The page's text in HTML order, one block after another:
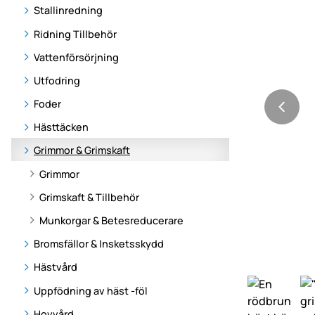
Stallinredning
Ridning Tillbehör
Vattenförsörjning
Utfodring
Foder
Hästtäcken
Grimmor & Grimskaft
Grimmor
Grimskaft & Tillbehör
Munkorgar & Betesreducerare
Bromsfällor & Insketsskydd
Hästvård
Uppfödning av häst -föl